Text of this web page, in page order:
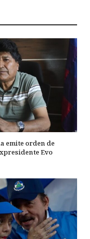
emite orden de
Evo